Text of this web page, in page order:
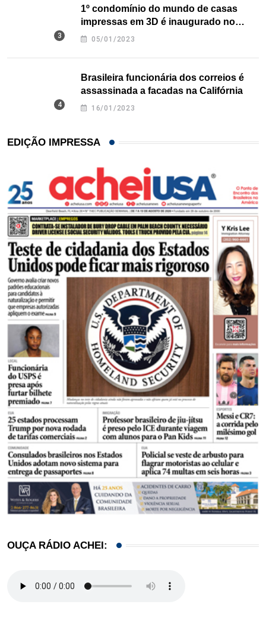
1º condomínio do mundo de casas
impressas em 3D é inaugurado no
Texas
05/01/2023
Brasileira funcionária dos correios é
assassinada a facadas na Califórnia
16/01/2023
EDIÇÃO IMPRESSA
OUÇA RÁDIO ACHEI: